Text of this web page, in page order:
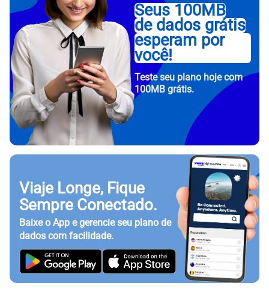
Seus 100MB
de dados grátis
esperam por
você!
Teste seu plano hoje com
100MB grátis.
Viaje Longe, Fique
Sempre Conectado.
Baixe o App e gerencie seu plano de
dados com facilidade.